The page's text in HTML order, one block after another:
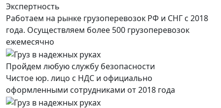
Экспертность
Работаем на рынке грузоперевозок РФ и СНГ с 2018
года. Осуществляем более 500 грузоперевозок
ежемесячно
Пройдем любую службу безопасности
Чистое юр. лицо с НДС и официально
оформленными сотрудниками от 2018 года